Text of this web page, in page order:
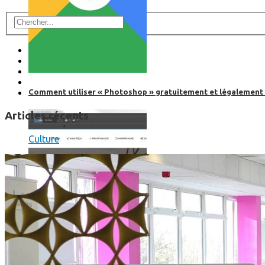
Comment utiliser « Photoshop » gratuitement et légalement
Articles récents
Culture